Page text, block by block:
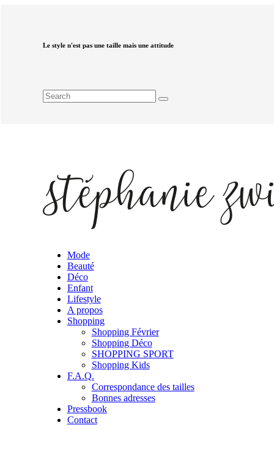
Le style n'est pas une taille mais une attitude
Mode
Beauté
Déco
Enfant
Lifestyle
A propos
Shopping
Shopping Février
Shopping Déco
SHOPPING SPORT
Shopping Kids
F.A.Q.
Correspondance des tailles
Bonnes adresses
Pressbook
Contact